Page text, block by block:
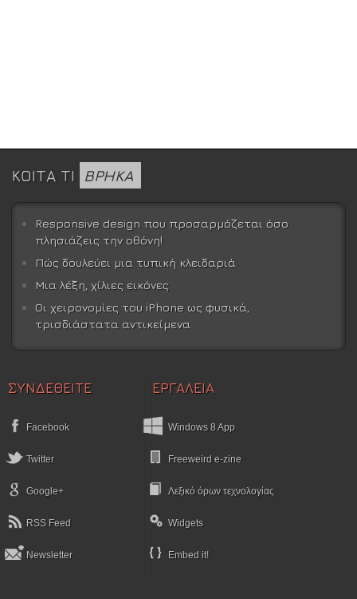
ΚΟΙΤΑ ΤΙ ΒΡΗΚΑ
Responsive design που προσαρμόζεται όσο
πλησιάζεις την οθόνη!
Πώς δουλεύει μια τυπική κλειδαριά
Μια λέξη, χίλιες εικόνες
Οι χειρονομίες του iPhone ως φυσικά,
τρισδιάστατα αντικείμενα
ΣΥΝΔΕΘΕΙΤΕ
Facebook
Twitter
Google+
RSS Feed
Newsletter
ΕΡΓΑΛΕΙΑ
Windows 8 App
Freeweird e-zine
Λεξικό όρων τεχνολογίας
Widgets
Embed it!